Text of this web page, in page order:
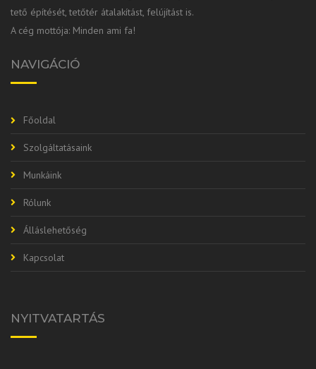
tető építését, tetőtér átalakítást, felújítást is.
A cég mottója: Minden ami fa!
NAVIGÁCIÓ
Főoldal
Szolgáltatásaink
Munkáink
Rólunk
Álláslehetőség
Kapcsolat
NYITVATARTÁS